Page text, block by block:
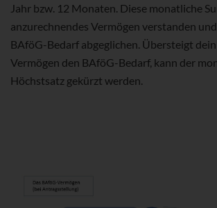
Jahr bzw. 12 Monaten. Diese monatliche
anzurechnendes Vermögen verstanden
BAföG-Bedarf abgeglichen. Übersteigt
Vermögen den BAföG-Bedarf, kann der
Höchstsatz gekürzt werden.